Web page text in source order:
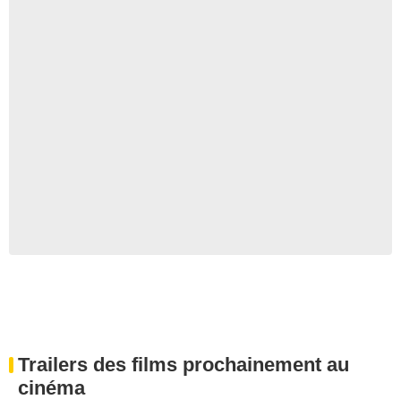
Trailers des films prochainement au
cinéma